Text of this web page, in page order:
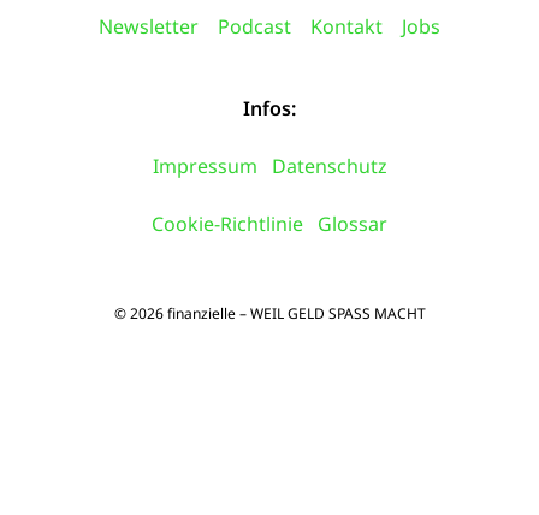
Newsletter Podcast Kontakt Jobs
Infos:
Impressum Datenschutz
Cookie-Richtlinie Glossar
© 2026 finanzielle – WEIL GELD SPASS MACHT